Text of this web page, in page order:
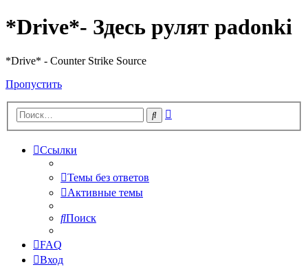
*Drive*- Здесь рулят padonki
*Drive* - Counter Strike Source
Пропустить
Поиск
Ссылки
Темы без ответов
Активные темы
Поиск
FAQ
Вход